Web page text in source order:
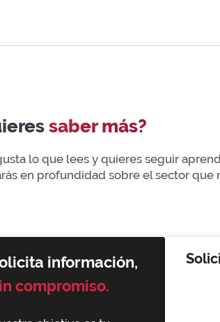
saber más?
lo que lees y quieres seguir
en profundidad sobre el sector que
información,
compromiso.